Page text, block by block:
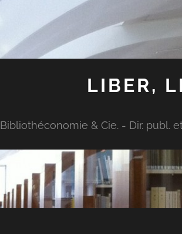
LIBER,
Bibliothéconomie & Cie. - Dir. publ.